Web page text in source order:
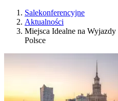
Salekonferencyjne
Aktualności
Miejsca Idealne na
Polsce